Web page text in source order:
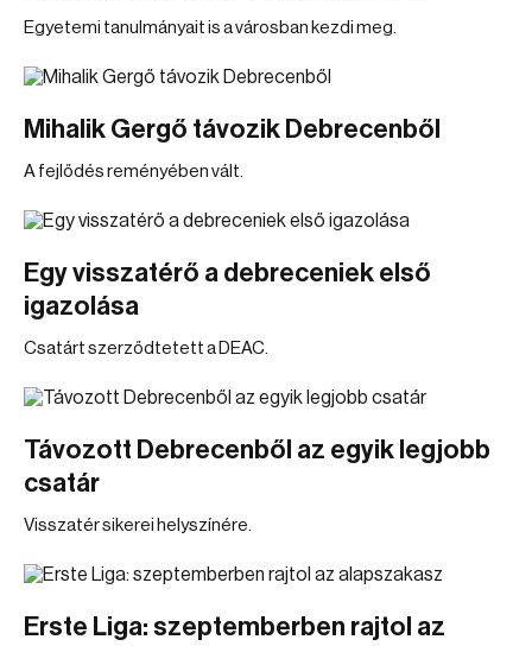
Egyetemi tanulmányait is a városban kezdi meg.
Mihalik Gergő távozik Debrecenből
A fejlődés reményében vált.
Egy visszatérő a debreceniek első
igazolása
Csatárt szerződtetett a DEAC.
Távozott Debrecenből az egyik legjobb
csatár
Visszatér sikerei helyszínére.
Erste Liga: szeptemberben rajtol az